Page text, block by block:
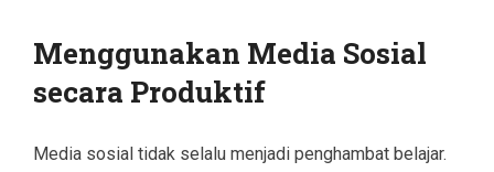
Menggunakan Media Sosial
secara Produktif
Media sosial tidak selalu menjadi penghambat belajar.